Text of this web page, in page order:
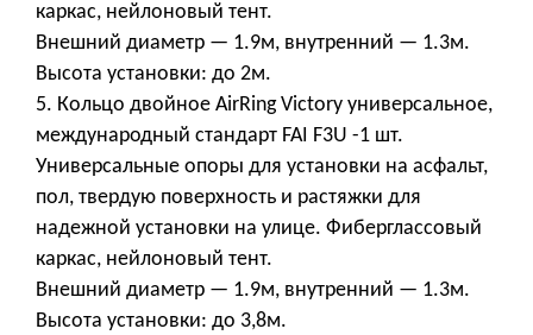
каркас, нейлоновый тент.
Внешний диаметр — 1.9м, внутренний — 1.3м.
Высота установки: до 2м.
5. Кольцо двойное AirRing Victory универсальное,
международный стандарт FAI F3U -1 шт.
Универсальные опоры для установки на асфальт,
пол, твердую поверхность и растяжки для
надежной установки на улице. Фиберглассовый
каркас, нейлоновый тент.
Внешний диаметр — 1.9м, внутренний — 1.3м.
Высота установки: до 3,8м.